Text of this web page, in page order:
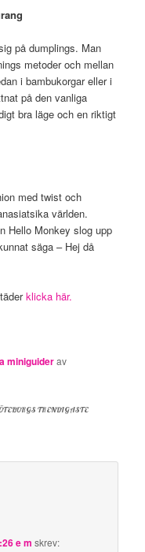
på dumplings. Man
metoder och mellan
i bambukorgar eller i
på den vanliga
bra läge och en riktigt
med twist och
världen.
Hello Monkey slog upp
säga – Hej då
klicka här.
miniguiderav
TRENDIGASTE
e m skrev: